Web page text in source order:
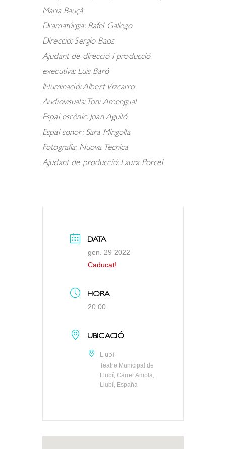
Maria Bauçà
Dramatúrgia: Rafel Gallego
Direcció: Sergio Baos
Ajudant de direcció i producció
executiva: Luis Baró
Il·luminació: Albert Vizcarro
Audiovisuals: Toni Amengual
Espai escènic: Joan Aguiló
Espai sonor: Sara Mingolla
Fotografia: Nuova Tecnica
Ajudant de producció: Laura Porcel
DATA
gen. 29 2022
Caducat!
HORA
20:00
UBICACIÓ
Llubí
Teatre Municipal de
Llubí, Carrer Ampla,
Llubí, España